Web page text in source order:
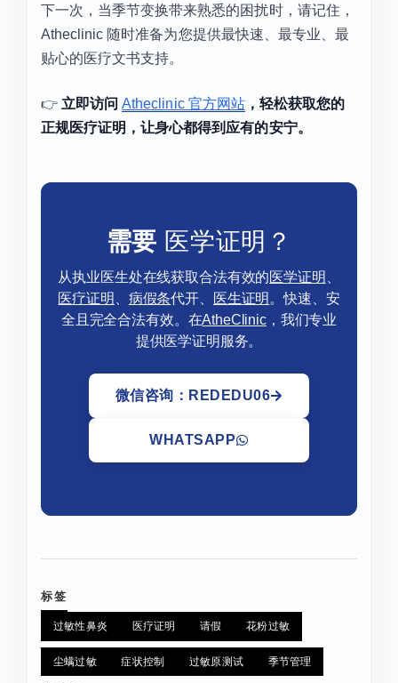
下一次，当季节变换带来熟悉的困扰时，请记住，
Atheclinic 随时准备为您提供最快速、最专业、最
贴心的医疗文书支持。
👉 立即访问Atheclinic 官方网站，轻松获取您的
正规医疗证明，让身心都得到应有的安宁。
需要 医学证明？
从执业医生处在线获取合法有效的医学证明
医疗证明
病假条代开、 医生证明 。快速、安
全且完全合法有效。在AtheClinic，我们专业
提供医学证明服务。
微信咨询：REDEDU06
WHATSAPP
标签
过敏性鼻炎 医疗证明 请假 花粉过敏
尘螨过敏 症状控制 过敏原测试 季节管理